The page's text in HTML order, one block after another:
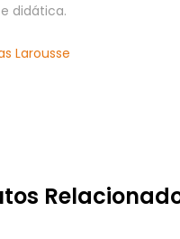
didática.
Larousse